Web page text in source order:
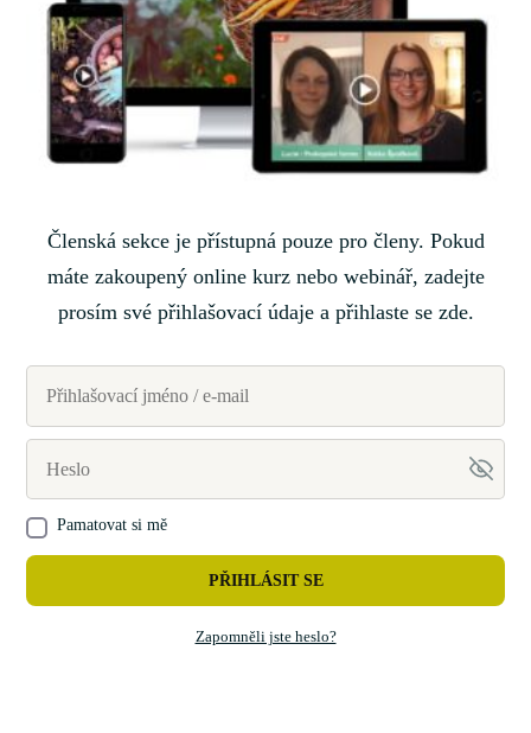
Členská sekce je přístupná pouze pro členy. Pokud
máte zakoupený online kurz nebo webinář, zadejte
prosím své přihlašovací údaje a přihlaste se zde.
Pamatovat si mě
PŘIHLÁSIT SE
Zapomněli jste heslo?